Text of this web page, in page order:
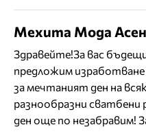
Мехита Мода
Здравейте!За вас
предложим изработване
за мечтаният ден на
разнообразни сватбени
ден още по незабравим!